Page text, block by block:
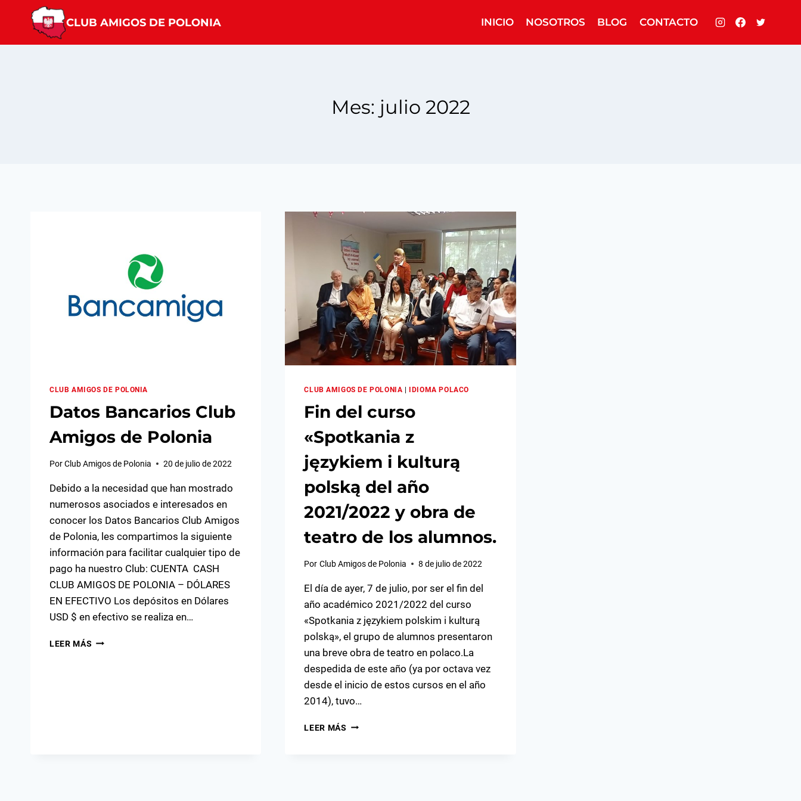
CLUB AMIGOS DE POLONIA INICIO NOSOTROS BLOG CONTACTO
Mes: julio 2022
CLUB AMIGOS DE POLONIA
Datos Bancarios Club
Amigos de Polonia
PorClub Amigos de Polonia 20 de julio de 2022
Debido a la necesidad que han mostrado
numerosos asociados e interesados en
conocer los Datos Bancarios Club Amigos
de Polonia, les compartimos la siguiente
información para facilitar cualquier tipo de
pago ha nuestro Club: CUENTA CASH
CLUB AMIGOS DE POLONIA – DÓLARES
EN EFECTIVO Los depósitos en Dólares
USD $ en efectivo se realiza en…
LEER MÁS DATOS
CLUB AMIGOS DE POLONIA IDIOMA POLACO
Fin del curso
«Spotkania z
językiem i kulturą
polską del año
2021/2022 y obra de
teatro de los alumnos.
Por Club Amigos de Polonia 8 de julio de 2022
El día de ayer, 7 de julio, por ser el fin del
año académico 2021/2022 del curso
«Spotkania z językiem polskim i kulturą
polską», el grupo de alumnos presentaron
una breve obra de teatro en polaco.La
despedida de este año (ya por octava vez
desde el inicio de estos cursos en el año
2014), tuvo…
LEER MÁS FIN